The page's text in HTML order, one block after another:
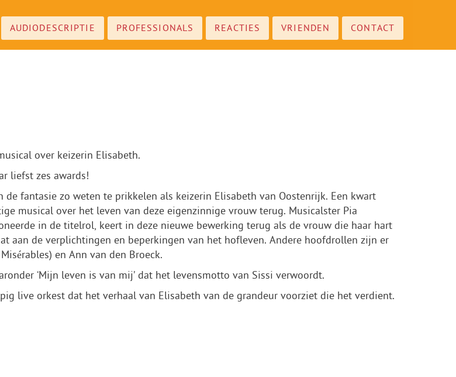
AUDIODESCRIPTIE PROFESSIONALS REACTIES VRIENDEN CONTACT
over keizerin Elisabeth.
liefst zes awards!
fantasie zo weten te prikkelen als keizerin Elisabeth van Oostenrijk. Een kwart
musical over het leven van deze eigenzinnige vrouw terug. Musicalster Pia
in de titelrol, keert in deze nieuwe bewerking terug als de vrouw die haar hart
aan de verplichtingen en beperkingen van het hofleven. Andere hoofdrollen zijn er
en Ann van den Broeck.
‘Mijn leven is van mij’ dat het levensmotto van Sissi verwoordt.
live orkest dat het verhaal van Elisabeth van de grandeur voorziet die het verdient.